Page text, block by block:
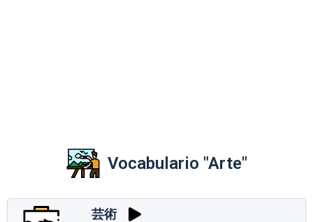
Vocabulario "Arte"
芸術